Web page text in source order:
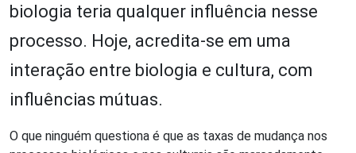
biologia teria qualquer influência nesse
processo. Hoje, acredita-se em uma
interação entre biologia e cultura, com
influências mútuas.
O que ninguém questiona é que as taxas de mudança nos